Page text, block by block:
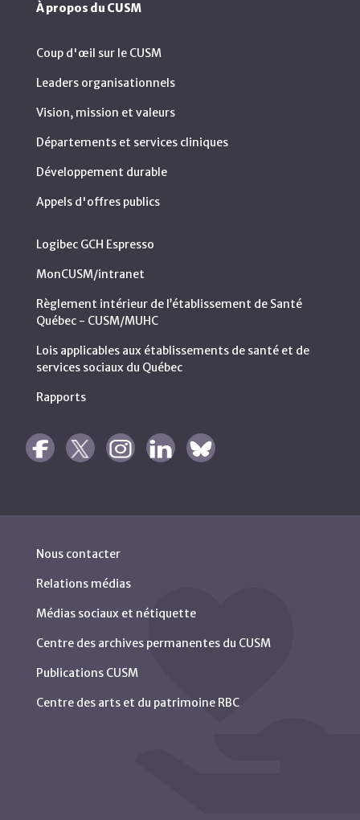
À propos du CUSM
Coup d'œil sur le CUSM
Leaders organisationnels
Vision, mission et valeurs
Départements et services cliniques
Développement durable
Appels d'offres publics
Logibec GCH Espresso
MonCUSM/intranet
Règlement intérieur de l’établissement de Santé
Québec - CUSM/MUHC
Lois applicables aux établissements de santé et de
services sociaux du Québec
Rapports
Nous contacter
Relations médias
Médias sociaux et nétiquette
Centre des archives permanentes du CUSM
Publications CUSM
Centre des arts et du patrimoine RBC